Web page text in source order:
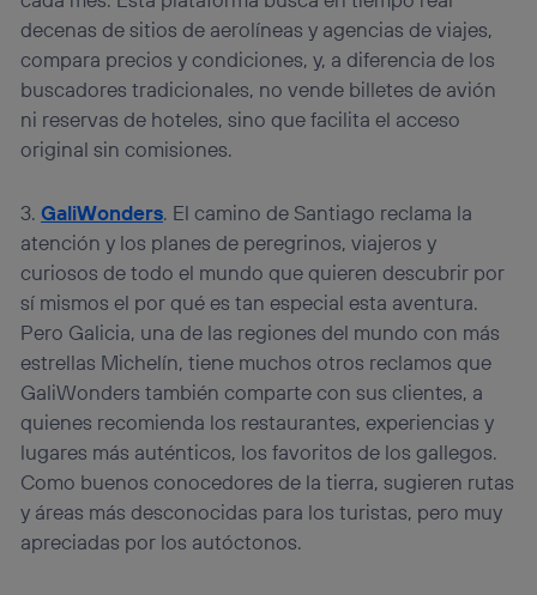
decenas de sitios de aerolíneas y agencias de viajes,
compara precios y condiciones, y, a diferencia de los
buscadores tradicionales, no vende billetes de avión
ni reservas de hoteles, sino que facilita el acceso
original sin comisiones.
3.GaliWonders. El camino de Santiago reclama la
atención y los planes de peregrinos, viajeros y
curiosos de todo el mundo que quieren descubrir por
sí mismos el por qué es tan especial esta aventura.
Pero Galicia, una de las regiones del mundo con más
estrellas Michelín, tiene muchos otros reclamos que
GaliWonders también comparte con sus clientes, a
quienes recomienda los restaurantes, experiencias y
lugares más auténticos, los favoritos de los gallegos.
Como buenos conocedores de la tierra, sugieren rutas
y áreas más desconocidas para los turistas, pero muy
apreciadas por los autóctonos.
información de la cuenta de cliente de
telecomunicaciones vinculada a la conexión que utilizas
(p. ej., número de teléfono móvil).
Este identificador se asigna a la conexión de internet, por
lo que cualquier persona que conecte su dispositivo y
consienta el uso de la tecnología recibirá el mismo
Si utilizas una conexión de banda ancha(p. ej., Wi-Fi),
el marketing o análisis se realizará en función de las
actividades de navegación de los miembros del hogar
que hayan dado su consentimiento.
Si utilizasdatos móviles, el marketing será más
personalizado, ya que se basará únicamente en la
navegación del usuario del móvil.
Puedes gestionar los consentimientos Utiq seleccionando
“Administrar Utiq” en la parte inferior de esta página web o
visitando el portal de privacidad de Utiq
(“consenthub”). Para más información, consulta
la política de privacidad de Utiq.